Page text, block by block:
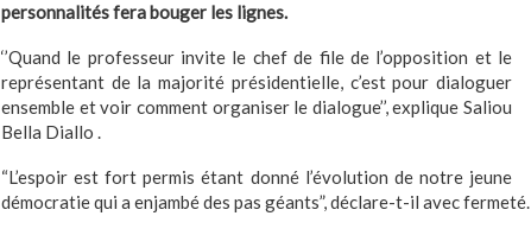
personnalités fera bouger les lignes.
‘’Quand le professeur invite le chef de file de l’opposition et le
représentant de la majorité présidentielle, c’est pour dialoguer
ensemble et voir comment organiser le dialogue’’, explique Saliou
Bella Diallo .
“L’espoir est fort permis étant donné l’évolution de notre jeune
démocratie qui a enjambé des pas géants”, déclare-t-il avec fermeté.